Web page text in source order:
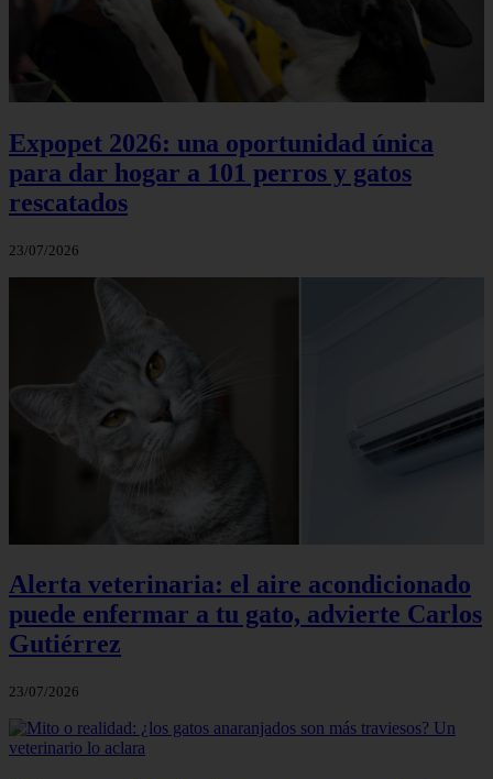
Expopet 2026: una oportunidad única
para dar hogar a 101 perros y gatos
rescatados
23/07/2026
Alerta veterinaria: el aire acondicionado
puede enfermar a tu gato, advierte Carlos
Gutiérrez
23/07/2026